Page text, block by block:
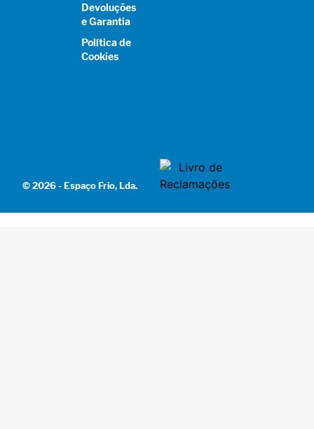
Devoluções
e Garantia
Política de
Cookies
© 2026 - Espaço Frio, Lda.